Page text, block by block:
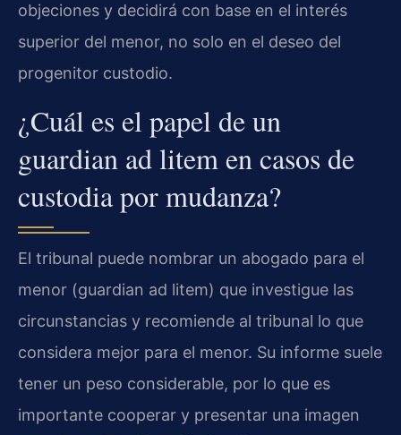
objeciones y decidirá con base en el interés
superior del menor, no solo en el deseo del
progenitor custodio.
¿Cuál es el papel de un
guardian ad litem en casos de
custodia por mudanza?
El tribunal puede nombrar un abogado para el
menor (guardian ad litem) que investigue las
circunstancias y recomiende al tribunal lo que
considera mejor para el menor. Su informe suele
tener un peso considerable, por lo que es
importante cooperar y presentar una imagen